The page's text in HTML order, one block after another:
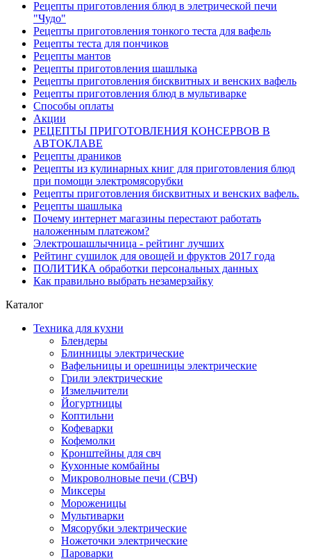
Рецепты приготовления блюд в элетрической печи
"Чудо"
Рецепты приготовления тонкого теста для вафель
Рецепты теста для пончиков
Рецепты мантов
Рецепты приготовления шашлыка
Рецепты приготовления бисквитных и венских вафель
Рецепты приготовления блюд в мультиварке
Способы оплаты
Акции
РЕЦЕПТЫ ПРИГОТОВЛЕНИЯ КОНСЕРВОВ В
АВТОКЛАВЕ
Рецепты драников
Рецепты из кулинарных книг для приготовления блюд
при помощи электромясорубки
Рецепты приготовления бисквитных и венских вафель.
Рецепты шашлыка
Почему интернет магазины перестают работать
наложенным платежом?
Электрошашлычница - рейтинг лучших
Рейтинг сушилок для овощей и фруктов 2017 года
ПОЛИТИКА обработки персональных данных
Как правильно выбрать незамерзайку
Каталог
Техника для кухни
Блендеры
Блинницы электрические
Вафельницы и орешницы электрические
Грили электрические
Измельчители
Йогуртницы
Коптильни
Кофеварки
Кофемолки
Кронштейны для свч
Кухонные комбайны
Микроволновые печи (СВЧ)
Миксеры
Мороженицы
Мультиварки
Мясорубки электрические
Ножеточки электрические
Пароварки